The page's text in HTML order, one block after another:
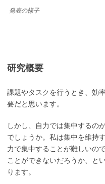
発表の様子
研究概要
課題やタスクを行うとき、効
要だと思います。
しかし、自力では集中するの
でしょうか。私は集中を維持
力で集中することが難しいの
ことができないだろうか、と
ります。